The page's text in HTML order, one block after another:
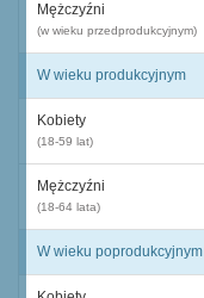
Mężczyźni
(w wieku przedprodukcyjnym)
W wieku produkcyjnym
Kobiety
(18-59 lat)
Mężczyźni
(18-64 lata)
W wieku poprodukcyjnym